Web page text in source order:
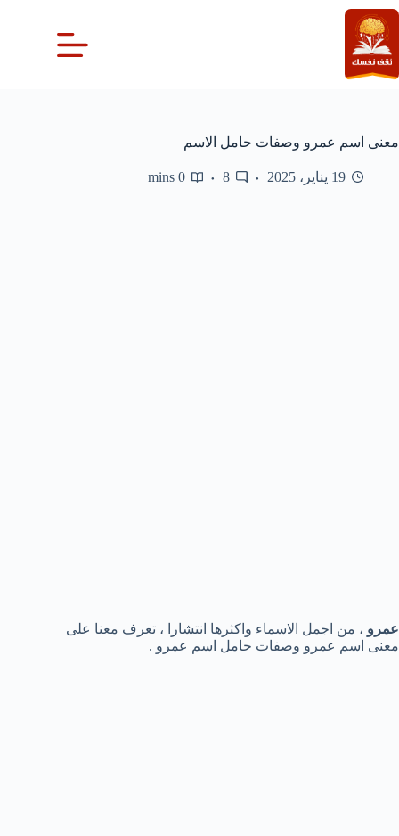
التجاوز
إلى
المحتوى
معنى اسم عمرو وصفات حامل الاسم
19 يناير، 2025 8
0 mins
عمرو ، من اجمل الاسماء واكثرها انتشارا ، تعرف معنا على
معنى اسم عمرو وصفات حامل اسم عمرو .